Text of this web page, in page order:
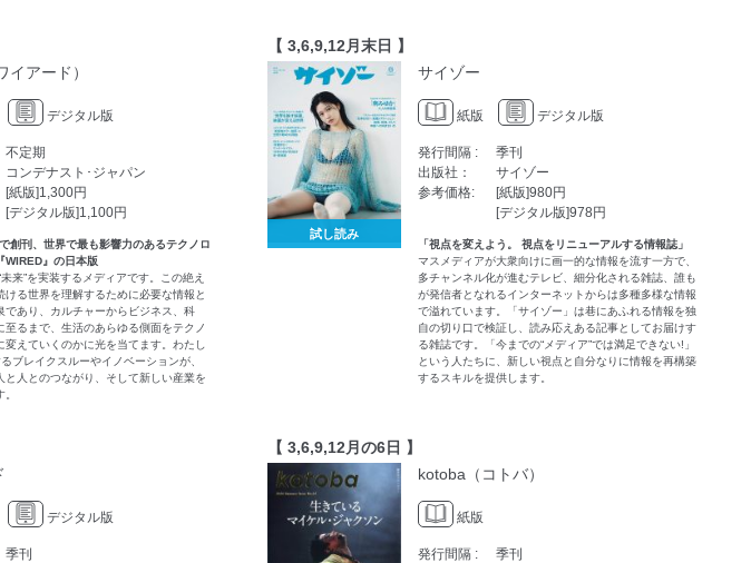
イアード）
デジタル版
不定期
コンデナスト･ジャパン
[紙版]1,300円
[デジタル版]1,100円
創刊、世界で最も影響力のあるテクノロ
WIRED』の日本版
未来”を実装するメディアです。この絶え
ける世界を理解するために必要な情報と
であり、カルチャーからビジネス、科
至るまで、生活のあらゆる側面をテクノ
変えていくのかに光を当てます。わたし
るブレイクスルーやイノベーションが、
と人とのつながり、そして新しい産業を
【 3,6,9,12月末日 】
試し読み
サイゾー
紙版 デジタル版
発行間隔 :
季刊
出版社：
サイゾー
参考価格:
[紙版]980円
[デジタル版]978円
「視点を変えよう。 視点をリニューアルする情報誌」
マスメディアが大衆向けに画一的な情報を流す一方で、
多チャンネル化が進むテレビ、細分化される雑誌、誰も
が発信者となれるインターネットからは多種多様な情報
で溢れています。「サイゾー」は巷にあふれる情報を独
自の切り口で検証し、読み応えある記事としてお届けす
る雑誌です。「今までの“メディア”では満足できない!」
という人たちに、新しい視点と自分なりに情報を再構築
するスキルを提供します。
デジタル版
季刊
【 3,6,9,12月の6日 】
kotoba（コトバ）
紙版
発行間隔 :
季刊